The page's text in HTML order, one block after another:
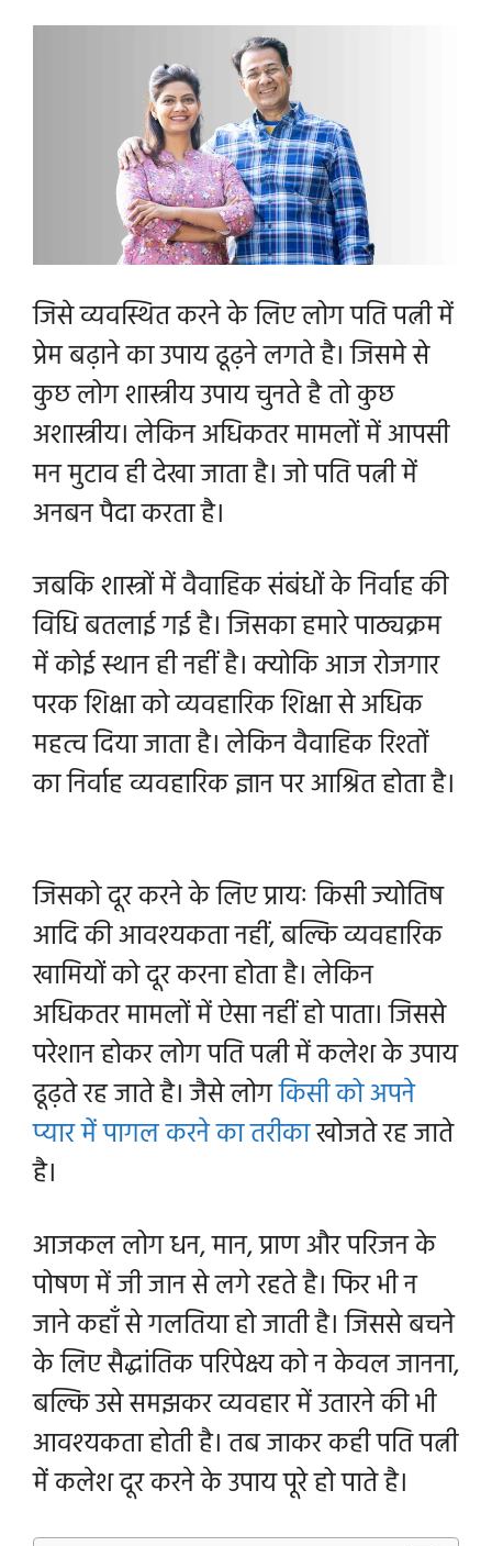
जिसे व्यवस्थित करने के लिए लोग पति पत्नी में
प्रेम बढ़ाने का उपाय ढूढ़ने लगते है। जिसमे से
कुछ लोग शास्त्रीय उपाय चुनते है तो कुछ
अशास्त्रीय।लेकिन अधिकतर मामलों में आपसी
मन मुटाव ही देखा जाता है। जो पति पत्नी में
अनबन पैदा करता है।
जबकि शास्त्रों में वैवाहिक संबंधों के निर्वाह की
विधि बतलाई गई है। जिसका हमारे पाठ्यक्रम
में कोई स्थान ही नहीं है। क्योकि आज रोजगार
परक शिक्षा को व्यवहारिक शिक्षा से अधिक
महत्व दिया जाता है। लेकिन वैवाहिक रिश्तों
का निर्वाह व्यवहारिक ज्ञान पर आश्रित होता है।
जिसको दूर करने के लिए प्रायः किसी ज्योतिष
आदि की आवश्यकता नहीं, बल्कि व्यवहारिक
खामियोंको दूर करना होता है। लेकिन
अधिकतर मामलों में ऐसा नहीं हो पाता। जिससे
परेशान होकर लोग पति पत्नी में कलेश के उपाय
ढूढ़ते रह जाते है। जैसे लोगकिसी को अपने
प्यार में पागल करने का तरीकाखोजते रह जाते
है।
आजकल लोगधन, मान, प्राण और परिजन के
पोषण में जी जान से लगे रहते है। फिर भी न
जाने कहाँ से गलतिया हो जाती है। जिससे बचने
के लिए सैद्धांतिक परिपेक्ष्य को न केवल जानना,
बल्कि उसे समझकर व्यवहार में उतारने की भी
आवश्यकता होती है। तब जाकर कही पति पत्नी
में कलेश दूर करने के उपाय पूरे हो पाते है।